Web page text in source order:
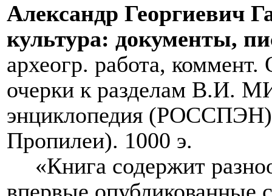
Александр Георгиевич
культура: документы,
археогр. работа,
очерки к разделам В.И.
энциклопедия
Пропилеи). 1000 э.
«Книга содержит